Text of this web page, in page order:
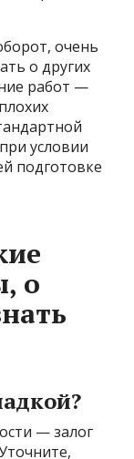
очень
о других
работ —
условии
подготовке
о
— залог